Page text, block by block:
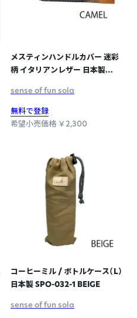
メスティンハンドルカバー 迷彩
柄 イタリアンレザー 日本製
sense of fun sola
無料で登録
希望小売価格 ￥2,300
コーヒーミル / ボトルケース（L）
日本製 SPO-032-1 BEIGE
sense of fun sola